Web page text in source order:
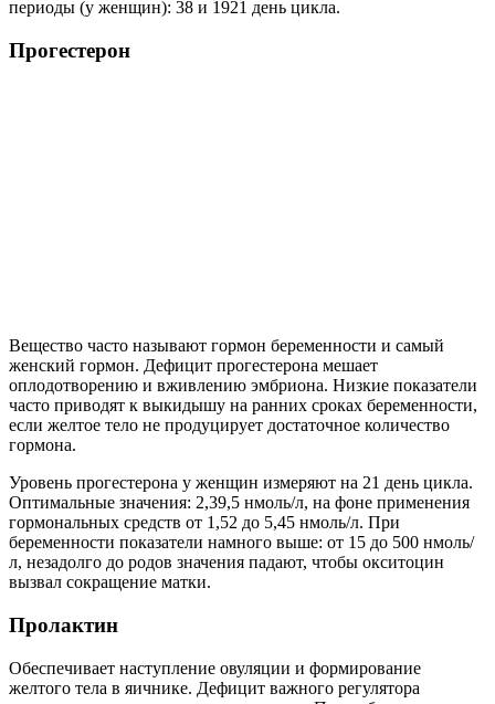
периоды (у женщин): 38 и 1921 день цикла.
Прогестерон
Вещество часто называют гормон беременности и самый
женский гормон. Дефицит прогестерона мешает
оплодотворению и вживлению эмбриона. Низкие показатели
часто приводят к выкидышу на ранних сроках беременности,
если желтое тело не продуцирует достаточное количество
гормона.
Уровень прогестерона у женщин измеряют на 21 день цикла.
Оптимальные значения: 2,39,5 нмоль/л, на фоне применения
гормональных средств от 1,52 до 5,45 нмоль/л. При
беременности показатели намного выше: от 15 до 500 нмоль/
л, незадолго до родов значения падают, чтобы окситоцин
вызвал сокращение матки.
Пролактин
Обеспечивает наступление овуляции и формирование
желтого тела в яичнике. Дефицит важного регулятора